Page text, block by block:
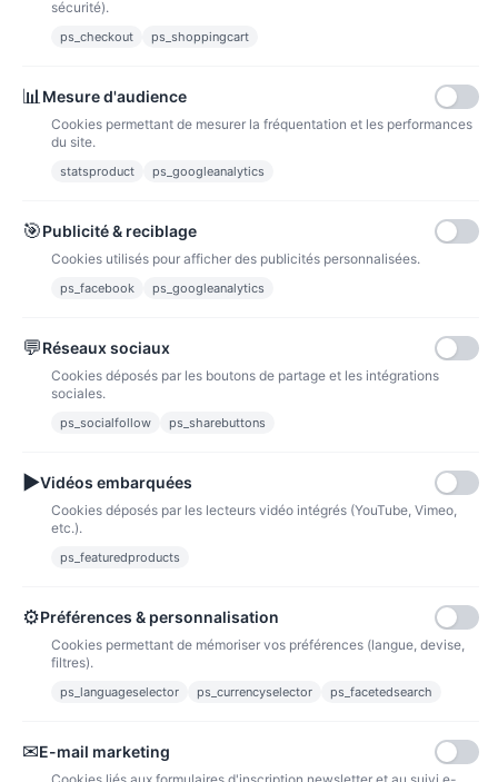
Paiements sécurisés via paypal et paypal 4 fois sans frais
Fidélité
bons de réductions.
Liens utiles
sécurité).
ps_checkout ps_shoppingcart
📊 Mesure d'audience
Cookies permettant de mesurer la fréquentation et les performances
du site.
statsproduct ps_googleanalytics
🎯Publicité & reciblage
Cookies utilisés pour afficher des publicités personnalisées.
ps_facebook ps_googleanalytics
💬Réseaux sociaux
Cookies déposés par les boutons de partage et les intégrations
sociales.
ps_socialfollow ps_sharebuttons
▶Vidéos embarquées
Cookies déposés par les lecteurs vidéo intégrés (YouTube, Vimeo,
etc.).
ps_featuredproducts
⚙Préférences & personnalisation
Cookies permettant de mémoriser vos préférences (langue, devise,
filtres).
ps_languageselector ps_currencyselector ps_facetedsearch
✉E-mail marketing